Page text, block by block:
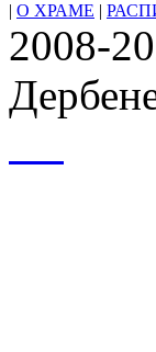
| О ХРАМЕ |
2008-